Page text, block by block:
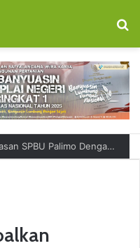
Seven Days Buka Outlet di Kawasan SPBU Palimo Dengan Konsep One Stop Hangout Destination